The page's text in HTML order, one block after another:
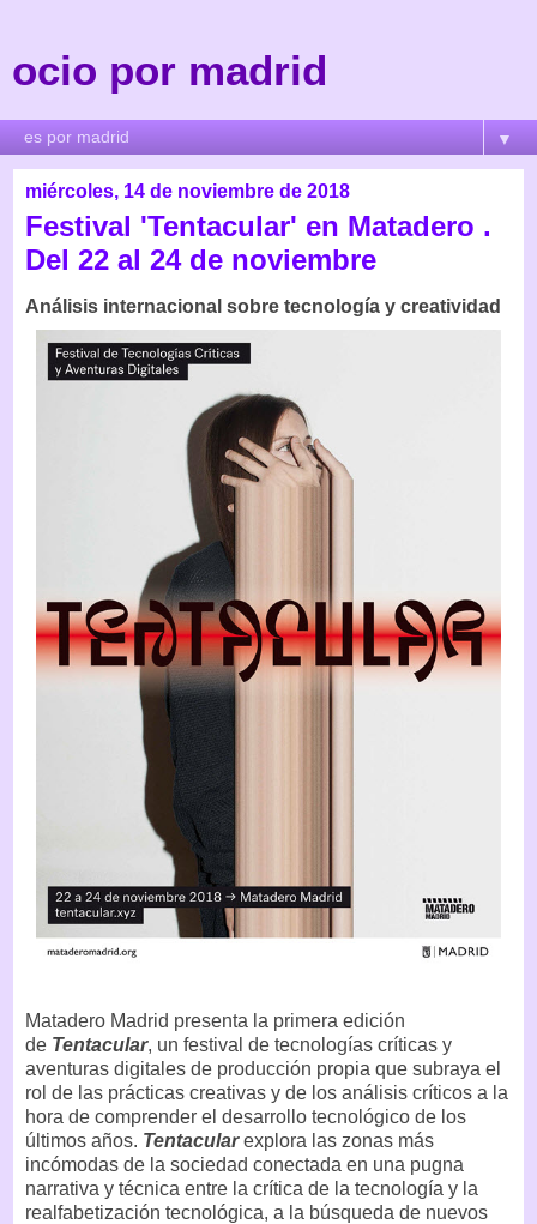
ocio por madrid
▼
miércoles, 14 de noviembre de 2018
Festival 'Tentacular' en Matadero .
Del 22 al 24 de noviembre
Análisis internacional sobre tecnología y creatividad
Matadero Madrid presenta la primera edición
de Tentacular, un festival de tecnologías críticas y
aventuras digitales de producción propia que subraya el
rol de las prácticas creativas y de los análisis críticos a la
hora de comprender el desarrollo tecnológico de los
últimos años. Tentacularexplora las zonas más
incómodas de la sociedad conectada en una pugna
narrativa y técnica entre la crítica de la tecnología y la
realfabetización tecnológica, a la búsqueda de nuevos